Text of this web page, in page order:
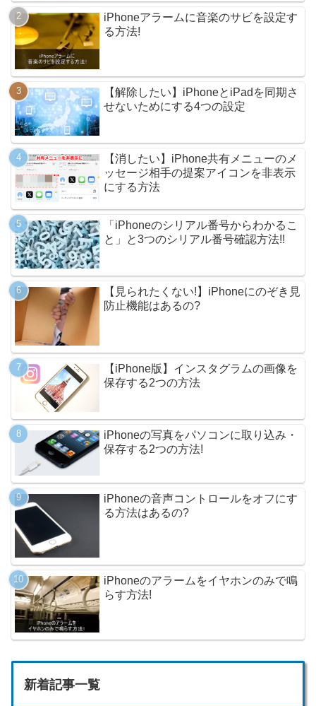
iPhoneアラームに音楽のサビを設定す
る方法!
【解除したい】iPhoneとiPadを同期さ
せないためにする4つの設定
【消したい】iPhone共有メニューのメ
ッセージ相手の提案アイコンを非表示
にする方法
「iPhoneのシリアル番号からわかるこ
と」と3つのシリアル番号確認方法!!
【見られたくない!】iPhoneにのぞき見
防止機能はあるの?
【iPhone版】インスタグラムの画像を
保存する2つの方法
iPhoneの写真をパソコンに取り込み・
保存する2つの方法!
iPhoneの音声コントロールをオフにす
る方法はあるの?
iPhoneのアラームをイヤホンのみで鳴
らす方法!
新着記事一覧